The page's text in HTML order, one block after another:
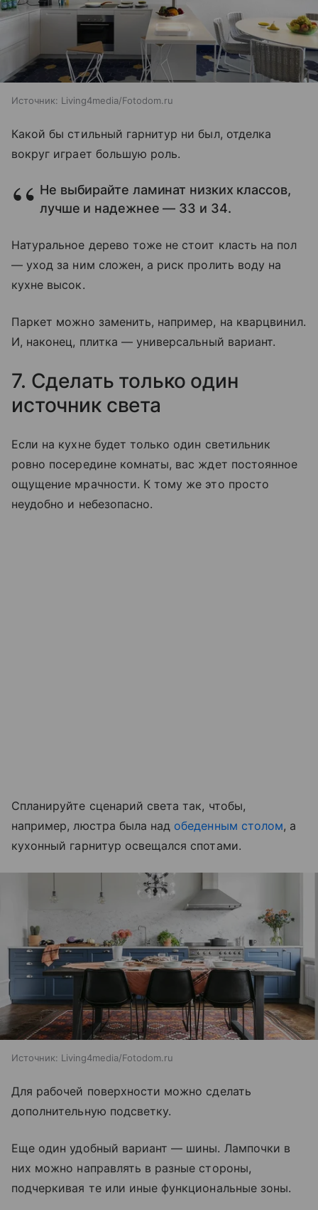
Источник: Living4media/Fotodom.ru
Какой бы стильный гарнитур ни был, отделка
вокруг играет большую роль.
Не выбирайте ламинат низких классов,
лучше и надежнее — 33 и 34.
Натуральное дерево тоже не стоит класть на пол
— уход за ним сложен, а риск пролить воду на
кухне высок.
Паркет можно заменить, например, на кварцвинил.
И, наконец, плитка — универсальный вариант.
7. Сделать только один
источник света
Если на кухне будет только один светильник
ровно посередине комнаты, вас ждет постоянное
ощущение мрачности. К тому же это просто
неудобно и небезопасно.
Спланируйте сценарий света так, чтобы,
например, люстра была над обеденным столом, а
кухонный гарнитур освещался спотами.
Источник: Living4media/Fotodom.ru
Для рабочей поверхности можно сделать
дополнительную подсветку.
Еще один удобный вариант — шины. Лампочки в
них можно направлять в разные стороны,
подчеркивая те или иные функциональные зоны.